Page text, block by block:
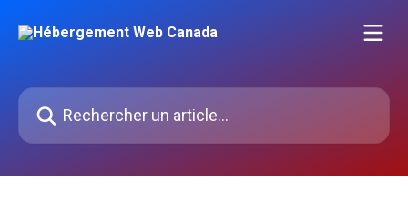
Rechercher un article...